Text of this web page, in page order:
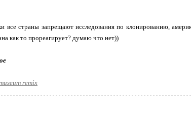
все страны запрещают исследования по клонированию,
как то прореагирует? думаю что нет))
remix